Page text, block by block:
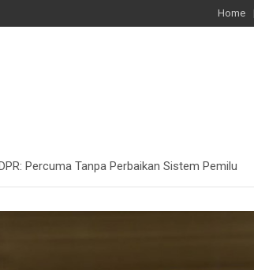
Home
Percuma Tanpa Perbaikan Sistem Pemilu